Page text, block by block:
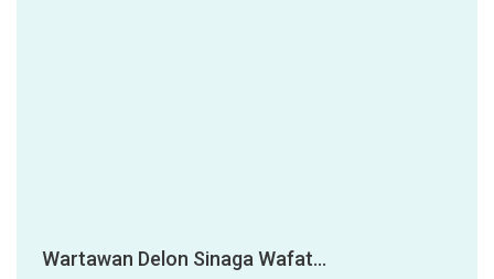
Wartawan Delon Sinaga Wafat…